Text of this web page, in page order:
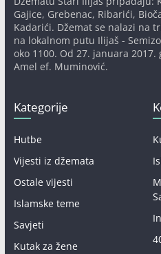
Gajice, Grebenac, Ribarići,
Kadarići. Džemat se nalazi na
na lokalnom putu Ilijaš -
oko 1100. Od 27. januara
Amel ef. Muminović.
Kategorije
Hutbe
Vijesti iz džemata
Ostale vijesti
Islamske teme
Savjeti
Kutak za žene